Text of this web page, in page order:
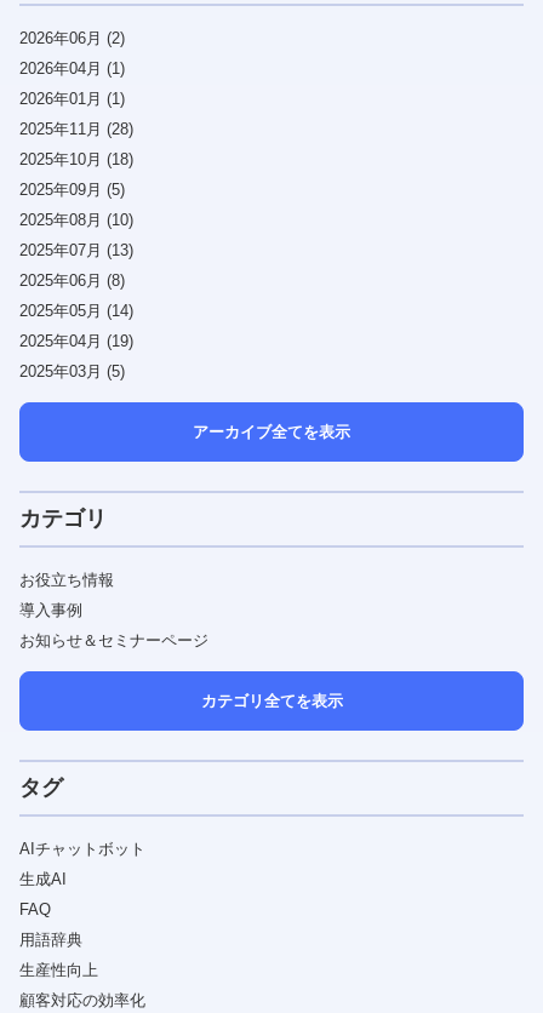
2026年06月 (2)
2026年04月 (1)
2026年01月 (1)
2025年11月 (28)
2025年10月 (18)
2025年09月 (5)
2025年08月 (10)
2025年07月 (13)
2025年06月 (8)
2025年05月 (14)
2025年04月 (19)
2025年03月 (5)
アーカイブ全てを表示
カテゴリ
お役立ち情報
導入事例
お知らせ＆セミナーページ
カテゴリ全てを表示
タグ
AIチャットボット
生成AI
FAQ
用語辞典
生産性向上
顧客対応の効率化